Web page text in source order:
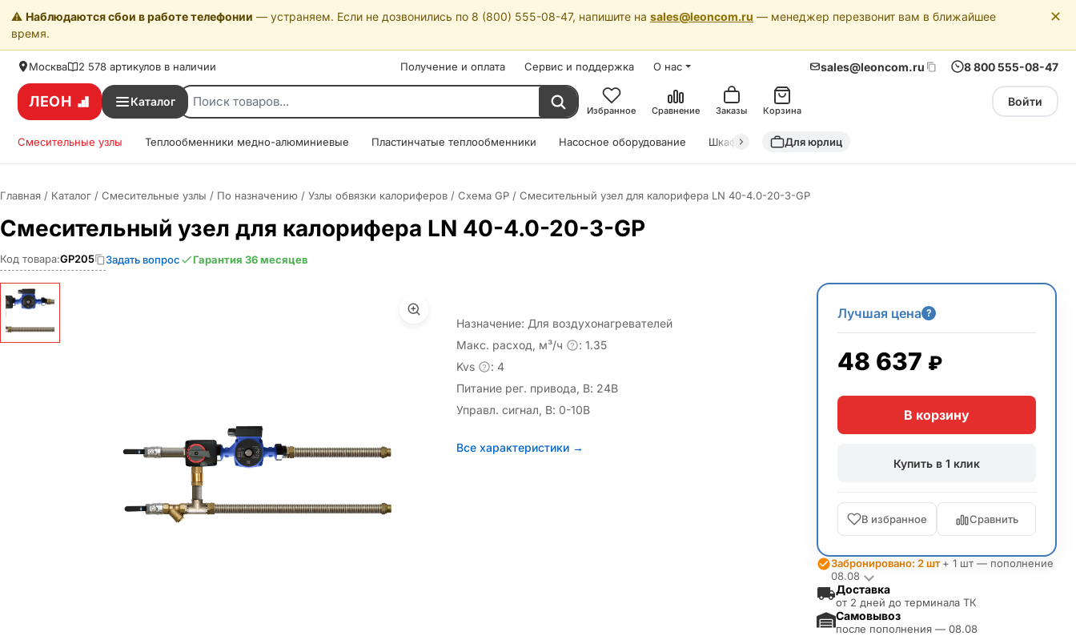
⚠️ Наблюдаются сбои в работе телефонии — устраняем. Если не дозвонились по 8 (800) 555-08-47, напишите на sales@leoncom.ru — менеджер перезвонит вам в ближайшее
время.
✕
Москва 2 578 артикулов в наличии Получение и оплата Сервис и поддержка О нас sales@leoncom.ru 8 800 555-08-47
ЛЕОН Каталог
Избранное Сравнение Заказы Корзина
Войти
Смесительные узлы Теплообменники медно-алюминиевые Пластинчатые теплообменники Насосное оборудование Шкафы автоматики Драйкулеры (сухие охладители)
Для юрлиц
Главная / Каталог / Смесительные узлы / По назначению / Узлы обвязки калориферов / Схема GP / Смесительный узел для калорифера LN 40-4.0-20-3-GP
Смесительный узел для калорифера LN 40-4.0-20-3-GP
Код товара:GP205 Задать вопрос Гарантия 36 месяцев
Назначение: Для воздухонагревателей
Макс. расход, м³/ч
?
: 1.35
Kvs
?
: 4
Питание рег. привода, В: 24В
Управл. сигнал, В: 0-10В
Все характеристики →
Лучшая цена ?
48 637 ₽
В корзину
Купить в 1 клик
В избранное Сравнить
Забронировано: 2 шт+ 1 шт — пополнение
08.08
Доставка
от 2 дней до терминала ТК
Самовывоз
после пополнения — 08.08